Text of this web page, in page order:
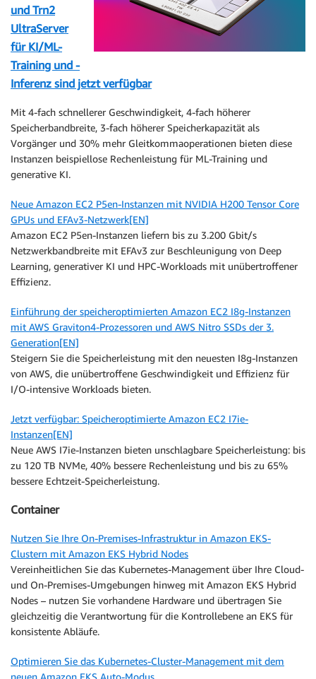
und Trn2
UltraServer
für KI/ML-
Training und -
Inferenz sind jetzt verfügbar
Mit 4-fach schnellerer Geschwindigkeit, 4-fach höherer
Speicherbandbreite, 3-fach höherer Speicherkapazität als
Vorgänger und 30% mehr Gleitkommaoperationen bieten diese
Instanzen beispiellose Rechenleistung für ML-Training und
generative KI.
Neue Amazon EC2 P5en-Instanzen mit NVIDIA H200 Tensor Core
GPUs und EFAv3-Netzwerk[EN]
Amazon EC2 P5en-Instanzen liefern bis zu 3.200 Gbit/s
Netzwerkbandbreite mit EFAv3 zur Beschleunigung von Deep
Learning, generativer KI und HPC-Workloads mit unübertroffener
Effizienz.
Einführung der speicheroptimierten Amazon EC2 I8g-Instanzen
mit AWS Graviton4-Prozessoren und AWS Nitro SSDs der 3.
Generation[EN]
Steigern Sie die Speicherleistung mit den neuesten I8g-Instanzen
von AWS, die unübertroffene Geschwindigkeit und Effizienz für
I/O-intensive Workloads bieten.
Jetzt verfügbar: Speicheroptimierte Amazon EC2 I7ie-
Instanzen[EN]
Neue AWS I7ie-Instanzen bieten unschlagbare Speicherleistung: bis
zu 120 TB NVMe, 40% bessere Rechenleistung und bis zu 65%
bessere Echtzeit-Speicherleistung.
Container
Nutzen Sie Ihre On-Premises-Infrastruktur in Amazon EKS-
Clustern mit Amazon EKS Hybrid Nodes
Vereinheitlichen Sie das Kubernetes-Management über Ihre Cloud-
und On-Premises-Umgebungen hinweg mit Amazon EKS Hybrid
Nodes – nutzen Sie vorhandene Hardware und übertragen Sie
gleichzeitig die Verantwortung für die Kontrollebene an EKS für
konsistente Abläufe.
Optimieren Sie das Kubernetes-Cluster-Management mit dem
neuen Amazon EKS Auto-Modus